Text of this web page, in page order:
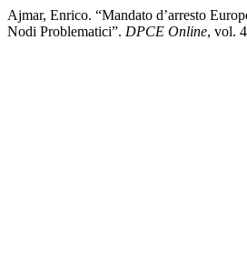
Ajmar, Enrico. “Mandato d’arresto
Nodi Problematici”. DPCE Online, vol.